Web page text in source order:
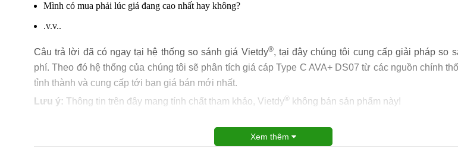
Mình có mua phải lúc giá đang cao nhất hay không?
.v.v..
Câu trả lời đã có ngay tại hệ thống so sánh giá Vietdy®, tại đây chúng tôi cung cấp giải pháp so
phí. Theo đó hệ thống của chúng tôi sẽ phân tích giá cáp Type C AVA+ DS07 từ các nguồn chính
tỉnh thành và cung cấp tới bạn giá bán mới nhất.
Lưu ý: Thông tin trên đây mang tính chất tham khảo, Vietdy® không bán sản phẩm này!
Xem thêm